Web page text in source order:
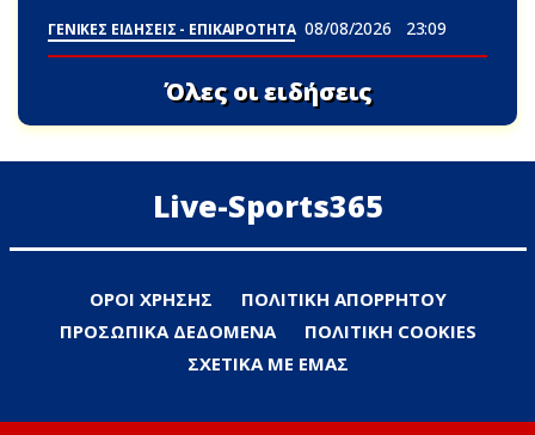
ΓΕΝΙΚΕΣ ΕΙΔΗΣΕΙΣ - ΕΠΙΚΑΙΡΟΤΗΤΑ 08/08/2026 23:09
Όλες οι ειδήσεις
Live-Sports365
ΟΡΟΙ ΧΡΗΣΗΣ
ΠΟΛΙΤΙΚΗ ΑΠΟΡΡΗΤΟΥ
ΠΡΟΣΩΠΙΚΑ ΔΕΔΟΜΕΝΑ
ΠΟΛΙΤΙΚΗ COOKIES
ΣΧΕΤΙΚΑ ΜΕ ΕΜΑΣ